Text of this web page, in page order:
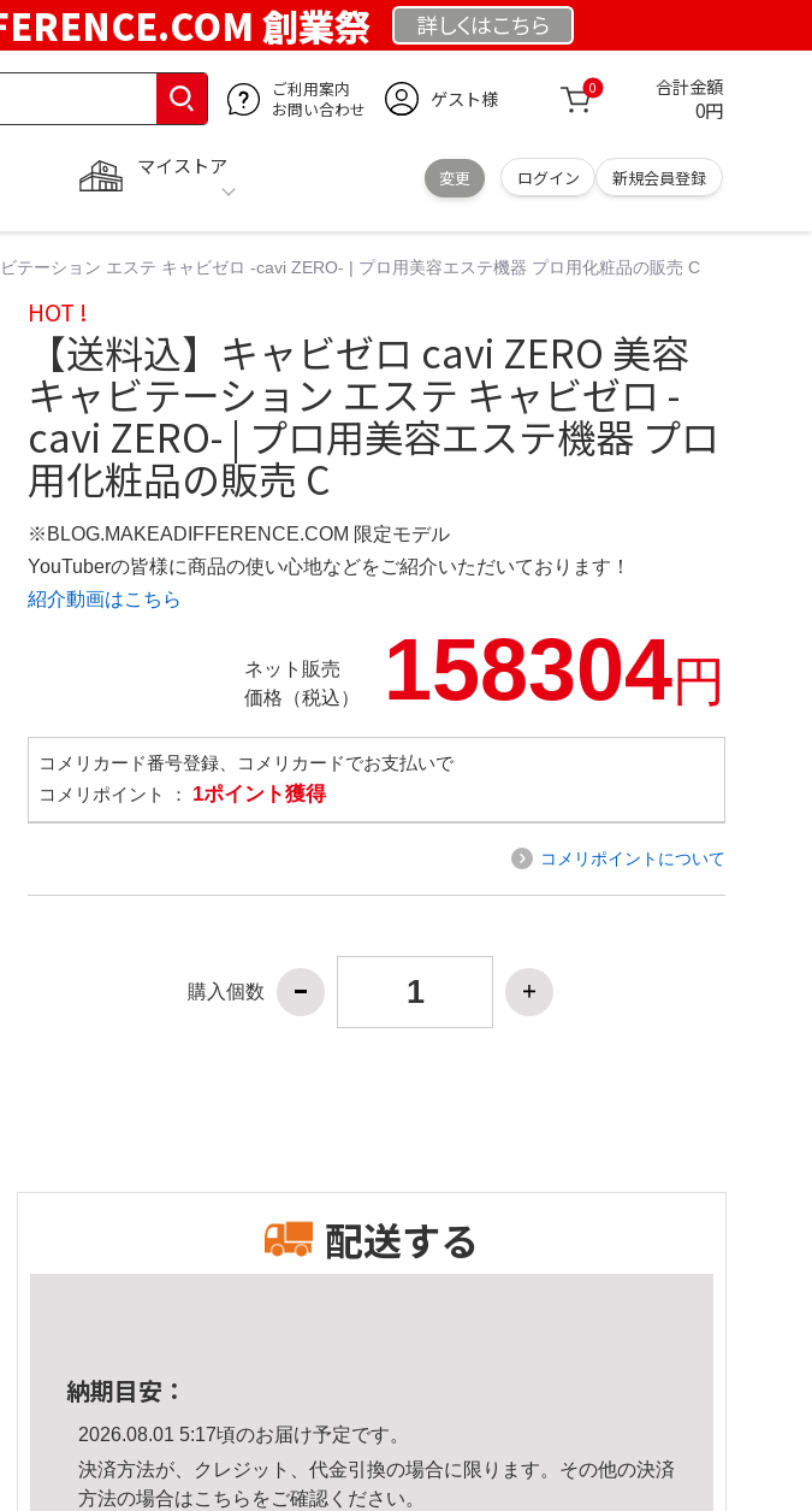
創業祭 詳しくはこちら
ご利用案内
お問い合わせ
ゲスト様 0 合計金額
0円
マイストア
変更 ログイン 新規会員登録
テーション エステ キャビゼロ -cavi ZERO- | プロ用美容エステ機器 プロ用化粧品の販売 C
HOT !
【送料込】キャビゼロ cavi ZERO 美容
キャビテーション エステ キャビゼロ -
cavi ZERO- | プロ用美容エステ機器 プロ
用化粧品の販売 C
※BLOG.MAKEADIFFERENCE.COM 限定モデル
YouTuberの皆様に商品の使い心地などをご紹介いただいております！
紹介動画はこちら
ネット販売
価格（税込）
158304円
コメリカード番号登録、コメリカードでお支払いで
コメリポイント ： 1ポイント獲得
コメリポイントについて
購入個数
配送する
納期目安：
2026.08.01 5:17頃のお届け予定です。
決済方法が、クレジット、代金引換の場合に限ります。その他の決済
方法の場合はこちら をご確認ください。